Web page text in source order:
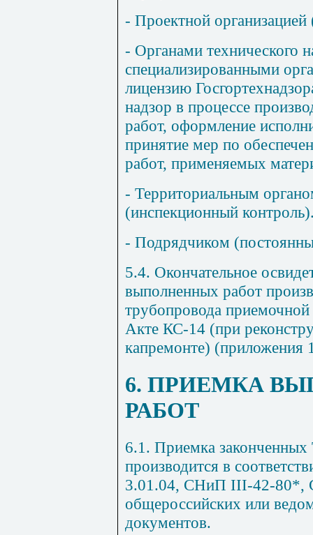
- Проектной организацией
- Органами технического
специализированными
лицензию
надзор в процессе
работ, оформление
принятие мер по
работ, применяемых
- Территориальным
(инспекционный
- Подрядчиком
5.4. Окончательное
выполненных работ
трубопровода
Акте КС-14 (при
капремонте) (приложения
6. ПРИЕМКА
РАБОТ
6.1. Приемка
производится в
3.01.04, СНиП III-42-80*,
общероссийских или
документов.